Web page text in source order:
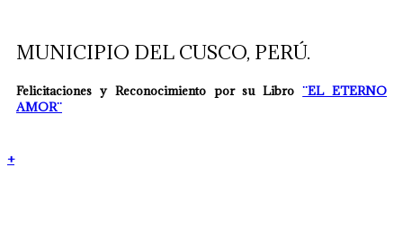
MUNICIPIO DEL CUSCO, PERÚ.
Felicitaciones y Reconocimiento por su Libro¨EL ETERNO
AMOR¨
+